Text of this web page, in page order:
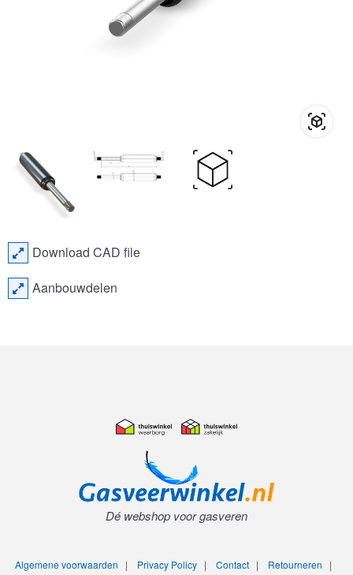
Download CAD file
Aanbouwdelen
Dé webshop voor gasveren
Algemene voorwaarden | Privacy Policy| Contact| Retourneren |